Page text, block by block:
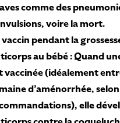
comme des
voire la mort.
vaccin pendant la
au bébé : Quand
vaccinée (idéalement
d’aménorrhée,
elle